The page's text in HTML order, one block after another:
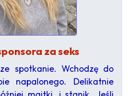
za seks
spotkanie. Wchodzę do
napalonego. Delikatnie